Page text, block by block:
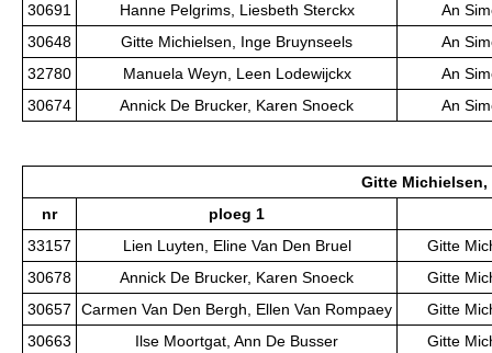
30691
Hanne Pelgrims, Liesbeth Sterckx
An
30648
Gitte Michielsen, Inge Bruynseels
An
32780
Manuela Weyn, Leen Lodewijckx
An
30674
Annick De Brucker, Karen Snoeck An
Gitte
nr
ploeg 1
33157
Lien Luyten, Eline Van Den Bruel
Gitte
30678
Annick De Brucker, Karen Snoeck
Gitte
30657
Carmen Van Den Bergh, Ellen Van Rompaey
Gitte
30663
Ilse Moortgat, Ann De Busser
Gitte